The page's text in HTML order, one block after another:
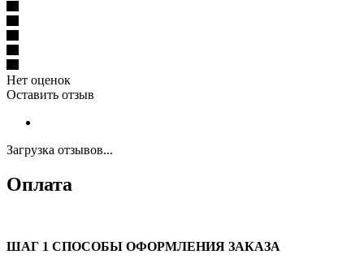
Нет оценок
Оставить отзыв
Загрузка отзывов...
Оплата
ШАГ 1 СПОСОБЫ ОФОРМЛЕНИЯ ЗАКАЗА